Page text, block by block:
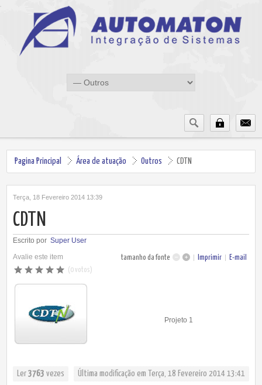
Pagina Principal Área de atuação Outros CDTN
Terça, 18 Fevereiro 2014 13:39
CDTN
Escrito porSuper User
tamanho da fonte Imprimir E-mail
Avalie este item
(0 votos)
Projeto 1
Ler3763 vezes Última modificação em Terça, 18 Fevereiro 2014 13:41